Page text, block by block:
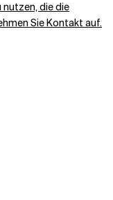
nutzen, die die
Sie Kontakt auf.